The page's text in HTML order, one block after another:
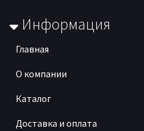
Информация
Главная
О компании
Каталог
Доставка и оплата